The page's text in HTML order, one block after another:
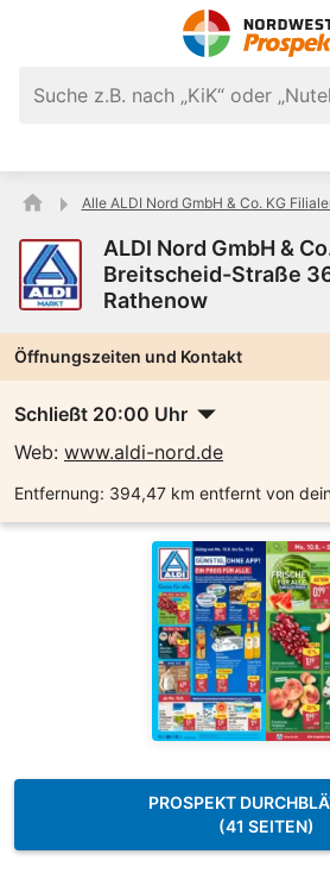
Alle ALDI Nord GmbH & Co. KG
ALDI Nord GmbH &
Breitscheid-Straße
Rathenow
Öffnungszeiten und Kontakt
Schließt 20:00 Uhr
Web: www.aldi-nord.de
Entfernung: 394,47 km entfernt von
PROSPEKT
(41 SEITEN)